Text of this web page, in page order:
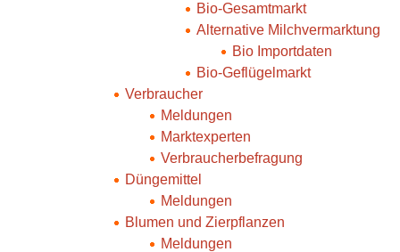
Bio-Gesamtmarkt
Alternative Milchvermarktung
Bio Importdaten
Bio-Geflügelmarkt
Verbraucher
Meldungen
Marktexperten
Verbraucherbefragung
Düngemittel
Meldungen
Blumen und Zierpflanzen
Meldungen